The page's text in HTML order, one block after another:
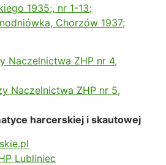
1935;, nr 1-13;
Chorzów 1937;
Naczelnictwa ZHP nr 4,
Naczelnictwa ZHP nr 5,
harcerskiej i skautowej
Lubliniec